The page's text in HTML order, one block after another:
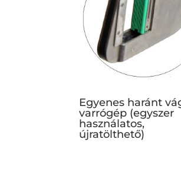
Egyenes haránt
varrógép (egyszer
használatos,
újratölthető)